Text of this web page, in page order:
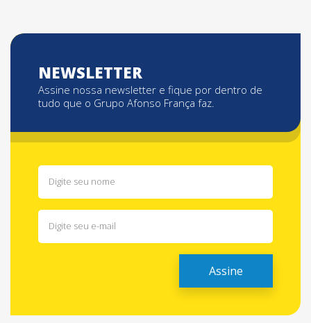
NEWSLETTER
Assine nossa newsletter e fique por dentro de
tudo que o Grupo Afonso França faz.